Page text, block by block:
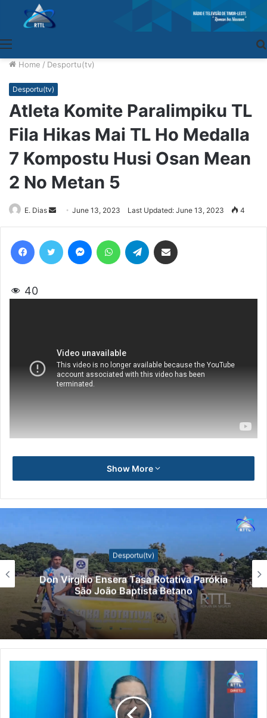
Home / Desportu(tv)
Desportu(tv)
Atleta Komite Paralimpiku TL
Fila Hikas Mai TL Ho Medalla
7 Kompostu Husi Osan Mean
2 No Metan 5
E. Dias
Send
an
June 13, 2023 Last Updated: June 13, 2023 4
40
Show More
Desportu(tv)
Don Virgílio Ensera Tasa Rotativa Parókia
São João Baptista Betano